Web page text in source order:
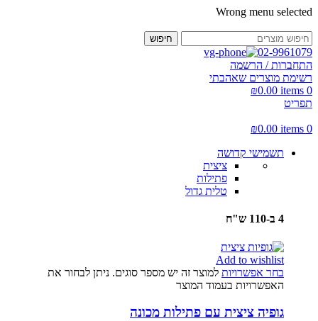
Wrong menu selected
חיפוש
02-9961079
התחברות / הרשמה
רשימת מוצרים שאהבתי
0
items
₪0.00
תפריט
0
items
₪0.00
תשמישי קדושה
ציצית
פתילות
טלית גדול
4 ב-110 ש"ח
Add to wishlist
בחר אפשרויות למוצר זה יש מספר סוגים. ניתן לבחור את
האפשרויות בעמוד המוצר
גופיה ציצית עם פתילות מכונה